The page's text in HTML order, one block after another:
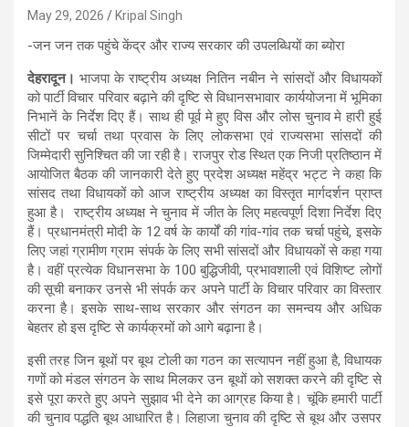
May 29, 2026 Kripal Singh
-जन जन तक पहुंचे केंद्र और राज्य सरकार की उपलब्धियों का ब्योरा
देहरादून। भाजपा के राष्ट्रीय अध्यक्ष नितिन नबीन ने सांसदों और विधायकों
को पार्टी विचार परिवार बढ़ाने की दृष्टि से विधानसभावार कार्ययोजना में भूमिका
निभानें के निर्देश दिए हैं। साथ ही पूर्व मे हुए विस और लोस चुनाव मे हारी हुई
सीटों पर चर्चा तथा प्रवास के लिए लोकसभा एवं राज्यसभा सांसदों की
जिम्मेदारी सुनिश्चित की जा रही है। राजपुर रोड स्थित एक निजी प्रतिष्ठान में
आयोजित बैठक की जानकारी देते हुए प्रदेश अध्यक्ष महेंद्र भट्ट ने कहा कि
सांसद तथा विधायकों को आज राष्ट्रीय अध्यक्ष का विस्तृत मार्गदर्शन प्राप्त
हुआ है। राष्ट्रीय अध्यक्ष ने चुनाव में जीत के लिए महत्वपूर्ण दिशा निर्देश दिए
हैं। प्रधानमंत्री मोदी के 12 वर्ष के कार्यों की गांव-गांव तक चर्चा पहुंचे, इसके
लिए जहां ग्रामीण ग्राम संपर्क के लिए सभी सांसदों और विधायकों से कहा गया
है। वहीं प्रत्येक विधानसभा के 100 बुद्धिजीवी, प्रभावशाली एवं विशिष्ट लोगों
की सूची बनाकर उनसे भी संपर्क कर अपने पार्टी के विचार परिवार का विस्तार
करना है। इसके साथ-साथ सरकार और संगठन का समन्वय और अधिक
बेहतर हो इस दृष्टि से कार्यक्रमों को आगे बढ़ाना है।
इसी तरह जिन बूथों पर बूथ टोली का गठन का सत्यापन नहीं हुआ है, विधायक
गणों को मंडल संगठन के साथ मिलकर उन बूथों को सशक्त करने की दृष्टि से
इसे पूरा करते हुए अपने सुझाव भी देने का आग्रह किया है। चूंकि हमारी पार्टी
की चुनाव पद्धति बूथ आधारित है। लिहाजा चुनाव की दृष्टि से बूथ और उसपर